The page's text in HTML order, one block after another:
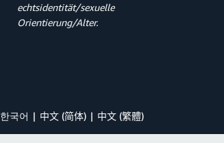
echtsidentität/sexuelle
Orientierung/Alter.
한국어 中文 (简体) 中文 (繁體)